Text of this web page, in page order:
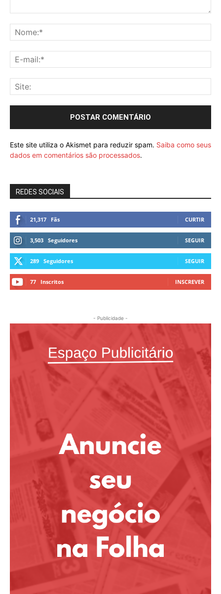
Este site utiliza o Akismet para reduzir spam. Saiba como seus
dados em comentários são processados.
REDES SOCIAIS
21,317 Fãs CURTIR
3,503 Seguidores SEGUIR
289 Seguidores SEGUIR
77 Inscritos INSCREVER
- Publicidade -